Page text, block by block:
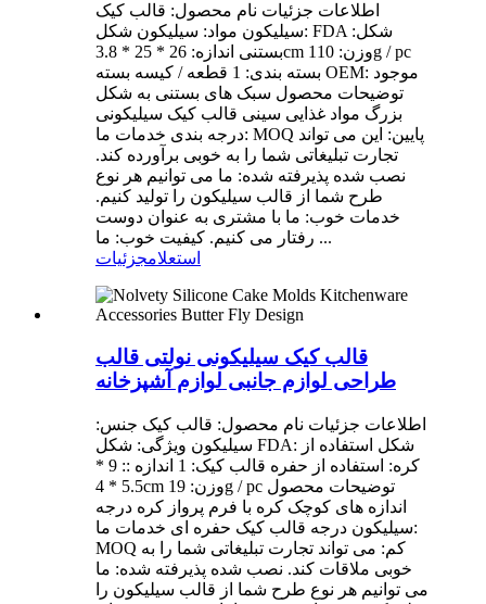
اطلاعات جزئیات نام محصول: قالب کیک
سیلیکون مواد: سیلیکون شکل: FDA شکل:
بستنی اندازه: 26 * 25 * 3.8cm وزن: 110g / pc
بسته بندی: 1 قطعه / کیسه بسته OEM: موجود
توضیحات محصول سبک های بستنی به شکل
بزرگ مواد غذایی سینی قالب کیک سیلیکونی
درجه بندی خدمات ما: MOQ پایین: این می تواند
تجارت تبلیغاتی شما را به خوبی برآورده کند.
نصب شده پذیرفته شده: ما می توانیم هر نوع
طرح شما از قالب سیلیکون را تولید کنیم.
خدمات خوب: ما با مشتری به عنوان دوست
رفتار می کنیم. کیفیت خوب: ما ...
استعلامجزئیات
قالب کیک سیلیکونی نولتی قالب
طراحی لوازم جانبی لوازم آشپزخانه
اطلاعات جزئیات نام محصول: قالب کیک جنس:
سیلیکون ویژگی: شکل FDA: شکل استفاده از
کره: استفاده از حفره قالب کیک: 1 اندازه :: 9 *
5.5 * 4cm وزن: 19g / pc توضیحات محصول
اندازه های کوچک کره با فرم پرواز کره درجه
سیلیکون درجه قالب کیک حفره ای خدمات ما:
MOQ کم: می تواند تجارت تبلیغاتی شما را به
خوبی ملاقات کند. نصب شده پذیرفته شده: ما
می توانیم هر نوع طرح شما از قالب سیلیکون را